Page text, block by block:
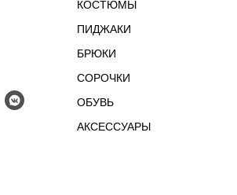
КОСТЮМЫ
ПИДЖАКИ
БРЮКИ
СОРОЧКИ
ОБУВЬ
АКСЕССУАРЫ